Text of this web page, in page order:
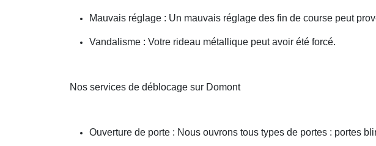
Mauvais réglage : Un mauvais réglage des fin de course peut
Vandalisme : Votre rideau métallique peut avoir été forcé.
Nos services de déblocage sur Domont
Ouverture de porte : Nous ouvrons tous types de portes : portes